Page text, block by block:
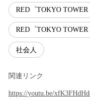
RED゜TOKYO TOWER
RED゜TOKYO
社会人
関連リンク
https://youtu.be/